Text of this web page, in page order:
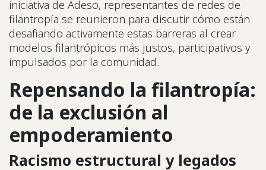
iniciativa de Adeso, representantes de redes de
filantropía se reunieron para discutir cómo están
desafiando activamente estas barreras al crear
modelos filantrópicos más justos, participativos y
impulsados por la comunidad.
Repensando la filantropía:
de la exclusión al
empoderamiento
Racismo estructural y legados